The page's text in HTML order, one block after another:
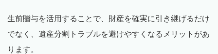
生前贈与を活用することで、財産を確実に引き継げるだけ
でなく、遺産分割トラブルを避けやすくなるメリットがあ
ります。